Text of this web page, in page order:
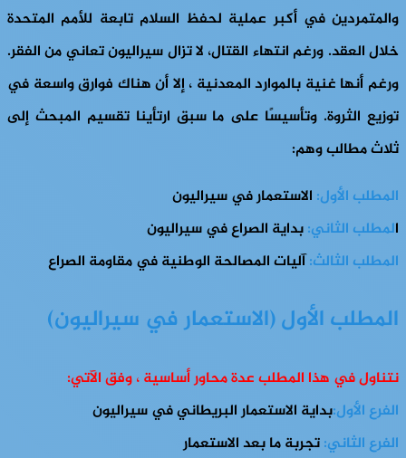
والمتمردين في أكبر عملية لحفظ السلام تابعة للأمم المتحدة
خلال العقد. ورغم انتهاء القتال، لا تزال سيراليون تعاني من الفقر.
ورغم أنها غنية بالموارد المعدنية ، إلا أن هناك فوارق واسعة في
توزيع الثروة. وتأسيسًا على ما سبق ارتأينا تقسيم المبحث إلى
ثلاث مطالب وهم:
المطلب الأول: الاستعمار في سيراليون
المطلب الثاني:بداية الصراع في سيراليون
المطلب الثالث:آليات المصالحة الوطنية في مقاومة الصراع
المطلب الأول (الاستعمار في سيراليون)
نتناول في هذا المطلب عدة محاور أساسية ، وفق الآتي:
الفرع الأول:بداية الاستعمار البريطاني في سيراليون
الفرع الثاني:تجربة ما بعد الاستعمار